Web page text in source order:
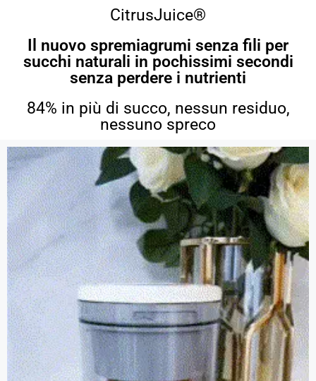
CitrusJuice®
Il nuovo spremiagrumi senza fili per
succhi naturali in pochissimi secondi
senza perdere i nutrienti
84% in più di succo, nessun residuo,
nessuno spreco